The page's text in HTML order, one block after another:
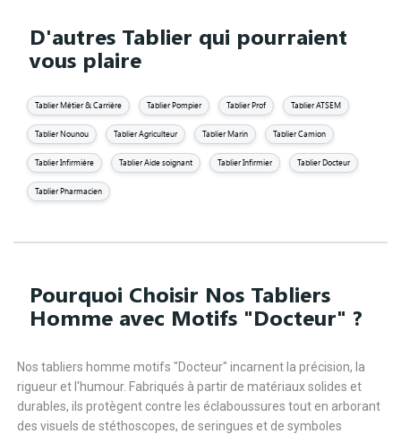
D'autres Tablier qui pourraient
vous plaire
Tablier Métier & Carrière Tablier Pompier Tablier Prof Tablier ATSEM
Tablier Nounou Tablier Agriculteur Tablier Marin Tablier Camion
Tablier Infirmière Tablier Aide soignant Tablier Infirmier Tablier Docteur
Tablier Pharmacien
Pourquoi Choisir Nos Tabliers
Homme avec Motifs "Docteur" ?
Nos tabliers homme motifs "Docteur" incarnent la précision, la
rigueur et l'humour. Fabriqués à partir de matériaux solides et
durables, ils protègent contre les éclaboussures tout en arborant
des visuels de stéthoscopes, de seringues et de symboles